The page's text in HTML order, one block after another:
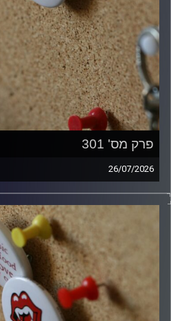
פרק מס' 301
26/07/2026
ספיישל רולינג סטונס עם אורן הוף.
włodi